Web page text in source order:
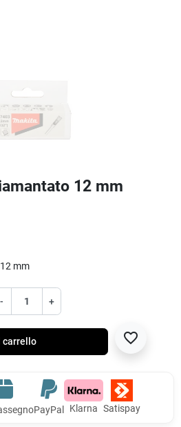
12 mm
mm
- +
carrello favorite_border
PayPal Klarna Satispay